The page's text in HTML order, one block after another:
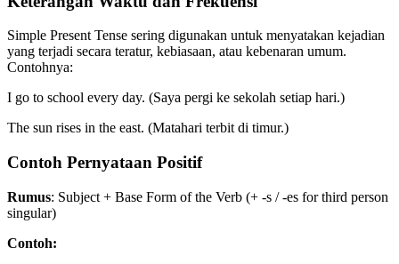
Simple Present Tense sering digunakan untuk menyatakan kejadian
yang terjadi secara teratur, kebiasaan, atau kebenaran umum.
Contohnya:
I go to school every day. (Saya pergi ke sekolah setiap hari.)
The sun rises in the east. (Matahari terbit di timur.)
Contoh Pernyataan Positif
Rumus: Subject + Base Form of the Verb (+ -s / -es for third person
singular)
Contoh: